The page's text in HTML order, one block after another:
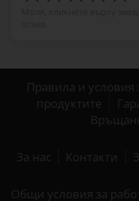
Правила и условия
продуктите
За нас Контакти
Общи условия за